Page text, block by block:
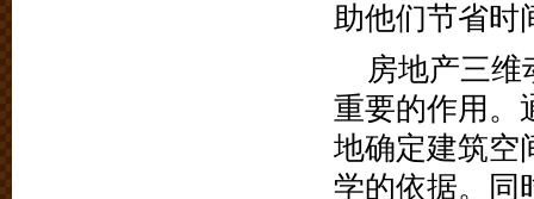
助他们节省时
房地产三
重要的作用。
地确定建筑空
学的依据。同